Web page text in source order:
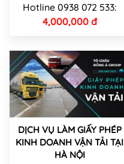
Hotline 0938 072 533:
4,000,000 đ
DỊCH VỤ LÀM GIẤY PHÉP
KINH DOANH VẬN TẢI TẠI
HÀ NỘI